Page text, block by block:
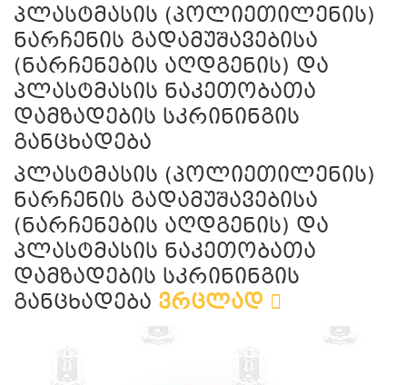
პლასტმასის (პოლიეთილენის)
ნარჩენის გადამუშავებისა
(ნარჩენების აღდგენის) და
პლასტმასის ნაკეთობათა
დამზადების სკრინინგის
განცხადება
პლასტმასის (პოლიეთილენის)
ნარჩენის გადამუშავებისა
(ნარჩენების აღდგენის) და
პლასტმასის ნაკეთობათა
დამზადების სკრინინგის
განცხადება ვრცლად